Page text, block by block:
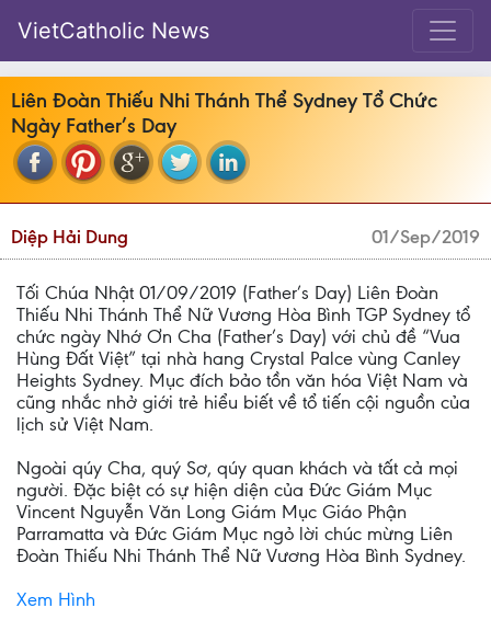
VietCatholic News
Liên Đoàn Thiếu Nhi Thánh Thể Sydney Tổ Chức
Ngày Father’s Day
Diệp Hải Dung 01/Sep/2019
Tối Chúa Nhật 01/09/2019 (Father’s Day) Liên Đoàn
Thiếu Nhi Thánh Thể Nữ Vương Hòa Bình TGP Sydney tổ
chức ngày Nhớ Ơn Cha (Father’s Day) với chủ đề “Vua
Hùng Đất Việt” tại nhà hang Crystal Palce vùng Canley
Heights Sydney. Mục đích bảo tồn văn hóa Việt Nam và
cũng nhắc nhở giới trẻ hiểu biết về tổ tiến cội nguồn của
lịch sử Việt Nam.
Ngoài qúy Cha, quý Sơ, qúy quan khách và tất cả mọi
người. Đặc biệt có sự hiện diện của Đức Giám Mục
Vincent Nguyễn Văn Long Giám Mục Giáo Phận
Parramatta và Đức Giám Mục ngỏ lời chúc mừng Liên
Đoàn Thiếu Nhi Thánh Thể Nữ Vương Hòa Bình Sydney.
Xem Hình